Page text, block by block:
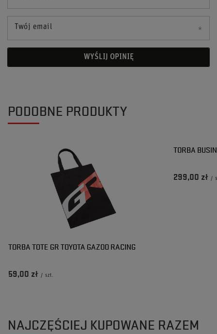
Twój email
WYŚLIJ OPINIĘ
PODOBNE PRODUKTY
TORBA TOTE GR TOYOTA GAZOO RACING
59,00 zł / szt.
TORBA
299,00 zł /
NAJCZĘŚCIEJ KUPOWANE RAZEM